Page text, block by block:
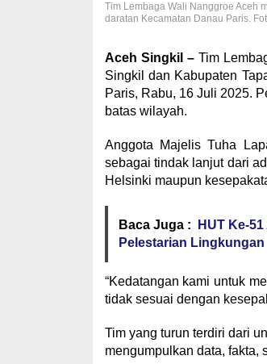
Tim Lembaga Wali Nanggroe Aceh
daratan Kecamatan Danau Paris.
Aceh Singkil –Tim
Singkil dan Kabupaten
Paris, Rabu, 16 Juli 2025.
batas wilayah.
Anggota Majelis Tuha
sebagai tindak lanjut dari
Helsinki maupun
Baca Juga :
HUT Ke-
Pelestarian Lingkungan
“Kedatangan kami untuk
tidak sesuai dengan
Tim yang turun terdiri dari
mengumpulkan data, fakta,